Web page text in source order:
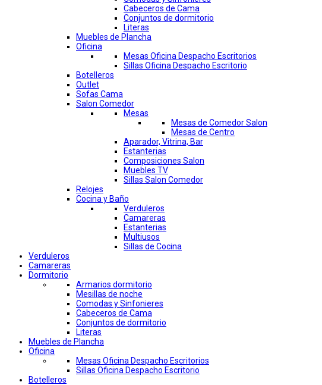
Cabeceros de Cama
Conjuntos de dormitorio
Literas
Muebles de Plancha
Oficina
Mesas Oficina Despacho Escritorios
Sillas Oficina Despacho Escritorio
Botelleros
Outlet
Sofas Cama
Salon Comedor
Mesas
Mesas de Comedor Salon
Mesas de Centro
Aparador, Vitrina, Bar
Estanterias
Composiciones Salon
Muebles TV
Sillas Salon Comedor
Relojes
Cocina y Baño
Verduleros
Camareras
Estanterias
Multiusos
Sillas de Cocina
Verduleros
Camareras
Dormitorio
Armarios dormitorio
Mesillas de noche
Comodas y Sinfonieres
Cabeceros de Cama
Conjuntos de dormitorio
Literas
Muebles de Plancha
Oficina
Mesas Oficina Despacho Escritorios
Sillas Oficina Despacho Escritorio
Botelleros